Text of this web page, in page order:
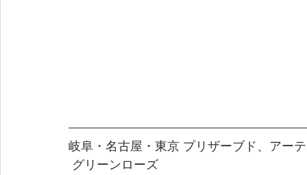
岐阜・名古屋・東京 プリザーブド、アー
グリーンローズ